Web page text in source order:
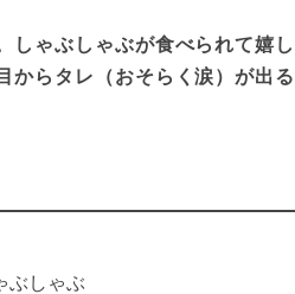
ゃぶしゃぶが食べられて嬉し
からタレ（おそらく涙）が出る
ぶしゃぶ